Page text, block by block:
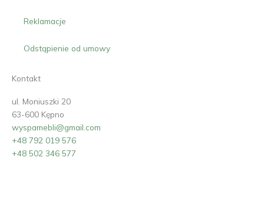
Reklamacje
Odstąpienie od umowy
Kontakt
ul. Moniuszki 20
63-600 Kępno
wyspamebli@gmail.com
+48 792 019 576
+48 502 346 577